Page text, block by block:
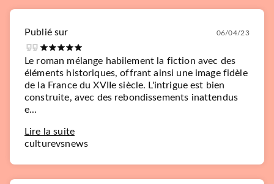
Publié sur 06/04/23
Le roman mélange habilement la fiction avec des
éléments historiques, offrant ainsi une image fidèle
de la France du XVIIe siècle. L'intrigue est bien
construite, avec des rebondissements inattendus
e...
Lire la suite
culturevsnews